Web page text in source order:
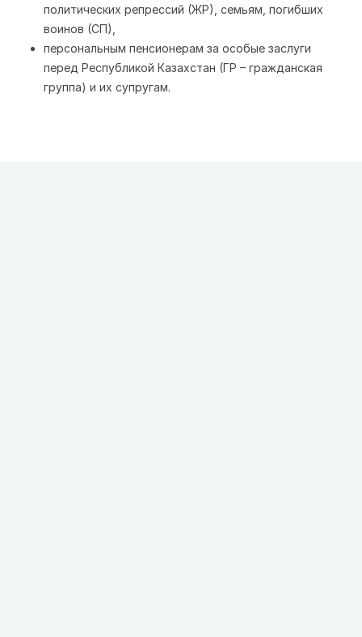
политических репрессий (ЖР), семьям, погибших
воинов (СП),
персональным пенсионерам за особые заслуги
перед Республикой Казахстан (ГР – гражданская
группа) и их супругам.